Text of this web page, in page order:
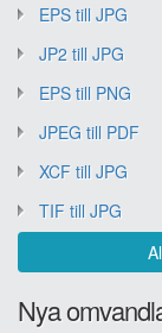
EPS till JPG
JP2 till JPG
EPS till PNG
JPEG till PDF
XCF till JPG
TIF till JPG
Nya